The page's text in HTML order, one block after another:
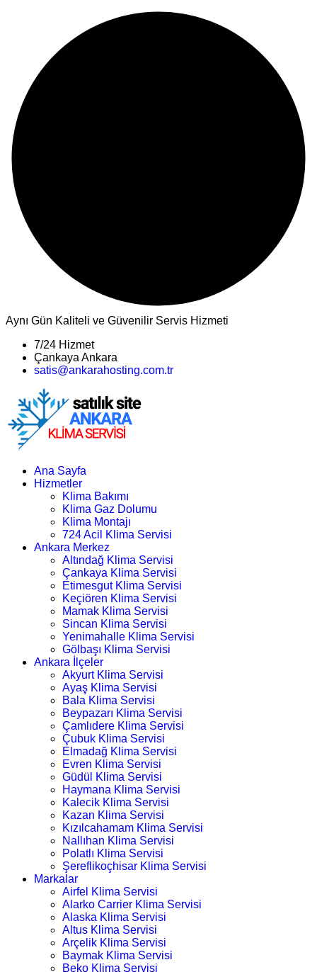
Aynı Gün Kaliteli ve Güvenilir Servis Hizmeti
7/24 Hizmet
Çankaya Ankara
satis@ankarahosting.com.tr
Ana Sayfa
Hizmetler
Klima Bakımı
Klima Gaz Dolumu
Klima Montajı
724 Acil Klima Servisi
Ankara Merkez
Altındağ Klima Servisi
Çankaya Klima Servisi
Etimesgut Klima Servisi
Keçiören Klima Servisi
Mamak Klima Servisi
Sincan Klima Servisi
Yenimahalle Klima Servisi
Gölbaşı Klima Servisi
Ankara İlçeler
Akyurt Klima Servisi
Ayaş Klima Servisi
Bala Klima Servisi
Beypazarı Klima Servisi
Çamlıdere Klima Servisi
Çubuk Klima Servisi
Elmadağ Klima Servisi
Evren Klima Servisi
Güdül Klima Servisi
Haymana Klima Servisi
Kalecik Klima Servisi
Kazan Klima Servisi
Kızılcahamam Klima Servisi
Nallıhan Klima Servisi
Polatlı Klima Servisi
Şereflikoçhisar Klima Servisi
Markalar
Airfel Klima Servisi
Alarko Carrier Klima Servisi
Alaska Klima Servisi
Altus Klima Servisi
Arçelik Klima Servisi
Baymak Klima Servisi
Beko Klima Servisi